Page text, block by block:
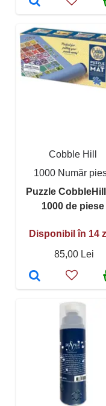
Cobble Hill
1000 Număr
Puzzle
1000 de piese
Disponibil în 14
85,00 Lei